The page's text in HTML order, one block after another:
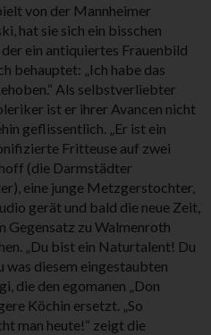
von der Mannheimer
hat sie sich ein bisschen
ein antiquiertes Frauenbild
behauptet: „Ich habe das
Als selbstverliebter
ist er ihrer Avancen nicht
geflissentlich. „Er ist ein
Fritteuse auf zwei
(die Darmstädter
eine junge Metzgerstochter,
gerät und bald die neue Zeit,
Gegensatz zu Walmenroth
„Du bist ein Naturtalent! Du
was diesem eingestaubten
die den egomanen „Don
Köchin ersetzt. „So
man heute!“ zeigt die